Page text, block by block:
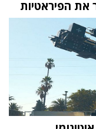
את הפיראטיות